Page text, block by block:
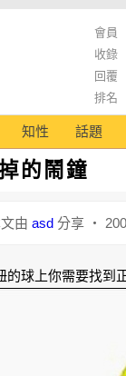
會員
收錄
回覆
排名
知性 話題
的鬧鐘
由 asd 分享 ‧
的球上你需要找到